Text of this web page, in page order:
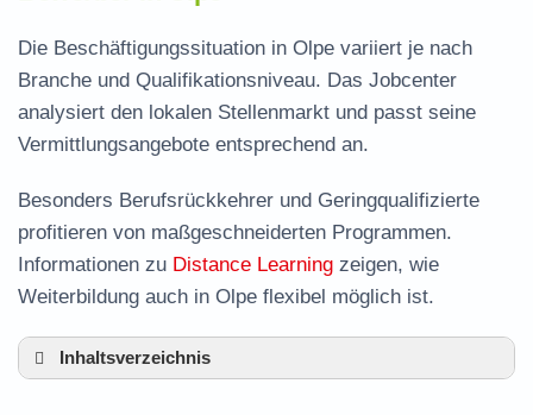
Die Beschäftigungssituation in Olpe variiert je nach
Branche und Qualifikationsniveau. Das Jobcenter
analysiert den lokalen Stellenmarkt und passt seine
Vermittlungsangebote entsprechend an.
Besonders Berufsrückkehrer und Geringqualifizierte
profitieren von maßgeschneiderten Programmen.
Informationen zu Distance Learning zeigen, wie
Weiterbildung auch in Olpe flexibel möglich ist.
Inhaltsverzeichnis